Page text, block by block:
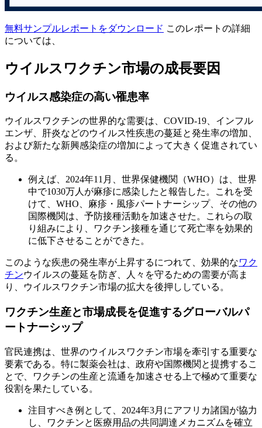
無料サンプルレポートをダウンロード このレポートの詳細
については、
ウイルスワクチン市場の成長要因
ウイルス感染症の高い罹患率
ウイルスワクチンの世界的な需要は、COVID-19、インフル
エンザ、肝炎などのウイルス性疾患の蔓延と発生率の増加、
および新たな新興感染症の増加によって大きく促進されてい
る。
例えば、2024年11月、世界保健機関（WHO）は、世界
中で1030万人が麻疹に感染したと報告した。これを受
けて、WHO、麻疹・風疹パートナーシップ、その他の
国際機関は、予防接種活動を加速させた。これらの取
り組みにより、ワクチン接種を通じて死亡率を効果的
に低下させることができた。
このような疾患の発生率が上昇するにつれて、効果的なワク
チンウイルスの蔓延を防ぎ、人々を守るための需要が高ま
り、ウイルスワクチン市場の拡大を後押ししている。
ワクチン生産と市場成長を促進するグローバルパ
ートナーシップ
官民連携は、世界のウイルスワクチン市場を牽引する重要な
要素である。特に製薬会社は、政府や国際機関と提携するこ
とで、ワクチンの生産と流通を加速させる上で極めて重要な
役割を果たしている。
注目すべき例として、2024年3月にアフリカ諸国が協力
し、ワクチンと医療用品の共同調達メカニズムを確立